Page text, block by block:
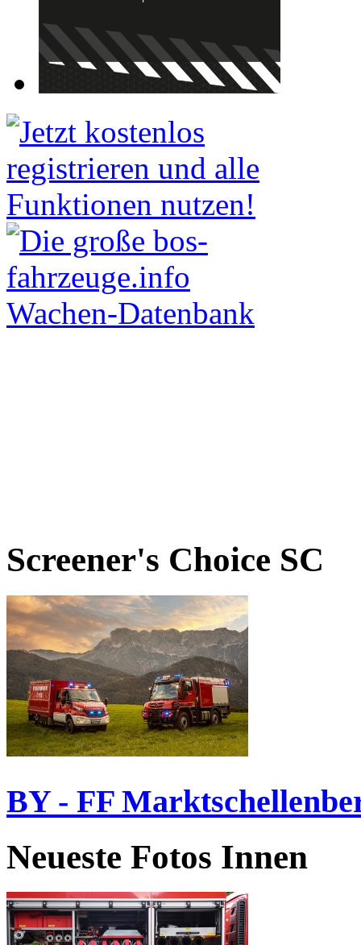
Screener's Choice SC
BY - FF
Neueste Fotos Innen